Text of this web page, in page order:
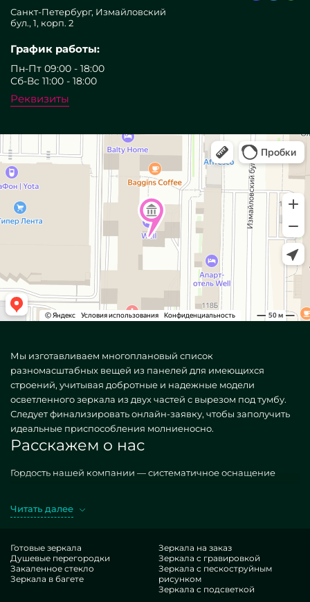
Санкт-Петербург, Измайловский
бул., 1, корп. 2
График работы:
Пн-Пт 09:00 - 18:00
Сб-Вс 11:00 - 18:00
Реквизиты
Мы изготавливаем многоплановый список
разномасштабных вещей из панелей для имеющихся
строений, учитывая добротные и надежные модели
осветленного зеркала из двух частей с вырезом под тумбу.
Следует финализировать онлайн-заявку, чтобы заполучить
идеальные приспособления молниеносно.
Расскажем о нас
Гордость нашей компании — систематичное оснащение
Хороший эталон — зеркало оптивайт из двух частей с
разработке MILONYA, вы стопроцентно полагаете, что это
лучший товар, с предпочтительной ставкой, не уступающий
типовым подобиям. Если вы вознамериваетесь
оптимизировать свои дома, привнести им очарования,
Читать далее
Готовые зеркала
Душевые перегородки
Закаленное стекло
Зеркала в багете
Зеркала на заказ
Зеркала с гравировкой
Зеркала с пескоструйным
рисунком
Зеркала с подсветкой